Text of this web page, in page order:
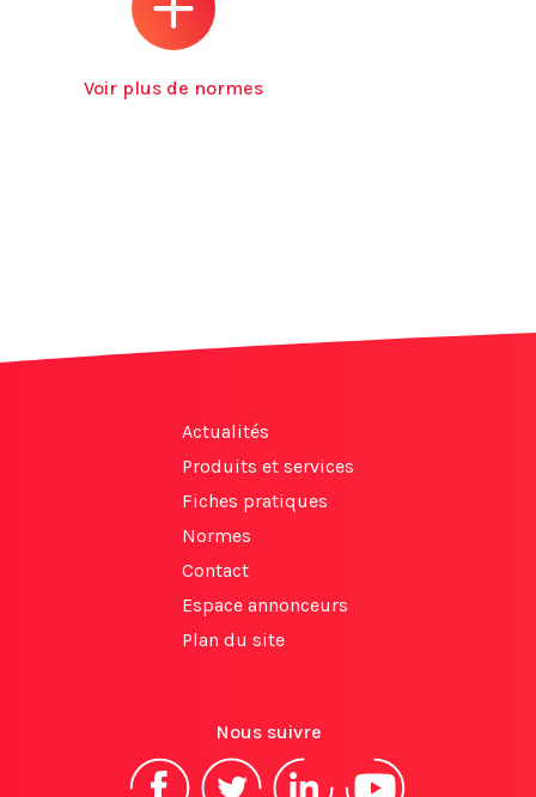
Voir plus de normes
Actualités
Produits et services
Fiches pratiques
Normes
Contact
Espace annonceurs
Plan du site
Nous suivre